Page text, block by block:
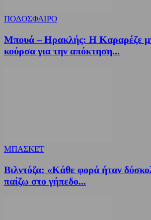
ΠΟΔΟΣΦΑΙΡΟ
Μπουά – Ηρακλής: Η Καραρέζε
κούρσα για την απόκτηση...
ΜΠΑΣΚΕΤ
Βιλντόζα: «Κάθε φορά ήταν
παίζω στο γήπεδο...